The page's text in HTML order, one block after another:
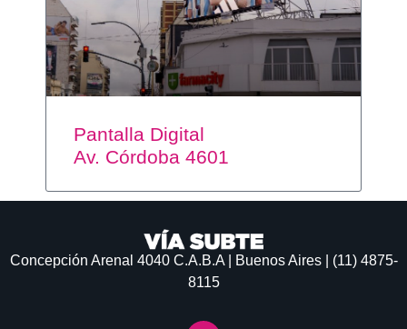
Pantalla Digital
Av. Córdoba 4601
Concepción Arenal 4040C.A.B.A | Buenos Aires | (11) 4875-
8115